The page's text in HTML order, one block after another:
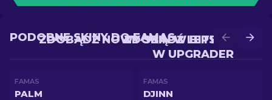
ZDOBĄDŹ LEPSZY SKIN
W UPGRADER
ZDOBĄDŹ NOWY SKIN W BITWIE
PODOBNE SKINY DO FAMAS
FAMAS
PALM
FAMAS
DJINN